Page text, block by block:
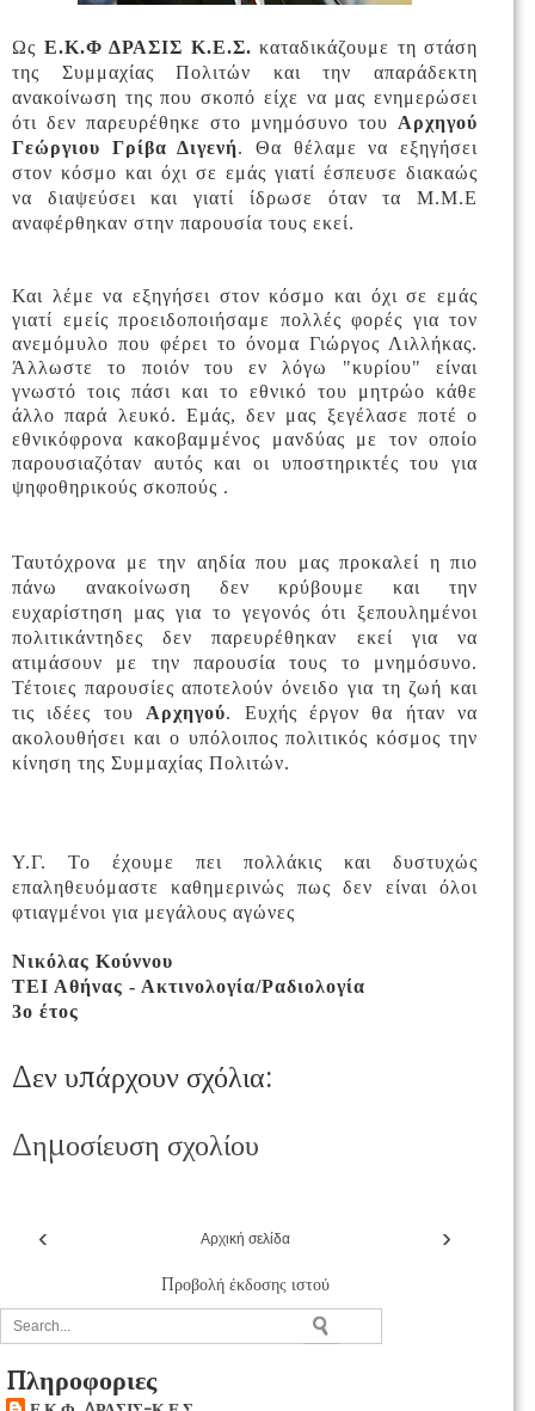
Ως Ε.Κ.Φ ΔΡΑΣΙΣ Κ.Ε.Σ. καταδικάζουμε τη στάση
της Συμμαχίας Πολιτών και την απαράδεκτη
ανακοίνωση της που σκοπό είχε να μας ενημερώσει
ότι δεν παρευρέθηκε στο μνημόσυνο του Αρχηγού
Γεώργιου Γρίβα Διγενή. Θα θέλαμε να εξηγήσει
στον κόσμο και όχι σε εμάς γιατί έσπευσε διακαώς
να διαψεύσει και γιατί ίδρωσε όταν τα Μ.Μ.Ε
αναφέρθηκαν στην παρουσία τους εκεί.
Και λέμε να εξηγήσει στον κόσμο και όχι σε εμάς
γιατί εμείς προειδοποιήσαμε πολλές φορές για τον
ανεμόμυλο που φέρει το όνομα Γιώργος Λιλλήκας.
Άλλωστε το ποιόν του εν λόγω "κυρίου" είναι
γνωστό τοις πάσι και το εθνικό του μητρώο κάθε
άλλο παρά λευκό. Εμάς, δεν μας ξεγέλασε ποτέ ο
εθνικόφρονα κακοβαμμένος μανδύας με τον οποίο
παρουσιαζόταν αυτός και οι υποστηρικτές του για
ψηφοθηρικούς σκοπούς .
Ταυτόχρονα με την αηδία που μας προκαλεί η πιο
πάνω ανακοίνωση δεν κρύβουμε και την
ευχαρίστηση μας για το γεγονός ότι ξεπουλημένοι
πολιτικάντηδες δεν παρευρέθηκαν εκεί για να
ατιμάσουν με την παρουσία τους το μνημόσυνο.
Τέτοιες παρουσίες αποτελούν όνειδο για τη ζωή και
τις ιδέες του Αρχηγού. Ευχής έργον θα ήταν να
ακολουθήσει και ο υπόλοιπος πολιτικός κόσμος την
κίνηση της Συμμαχίας Πολιτών.
Υ.Γ. Το έχουμε πει πολλάκις και δυστυχώς
επαληθευόμαστε καθημερινώς πως δεν είναι όλοι
φτιαγμένοι για μεγάλους αγώνες
Νικόλας Κούννου
ΤΕΙ Αθήνας - Ακτινολογία/Ραδιολογία
3ο έτος
Δεν υπάρχουν σχόλια:
Δημοσίευση σχολίου
‹ ›
Αρχική σελίδα
Προβολή έκδοσης ιστού
Πληροφοριες